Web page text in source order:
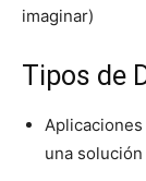
imaginar)
Tipos de
una